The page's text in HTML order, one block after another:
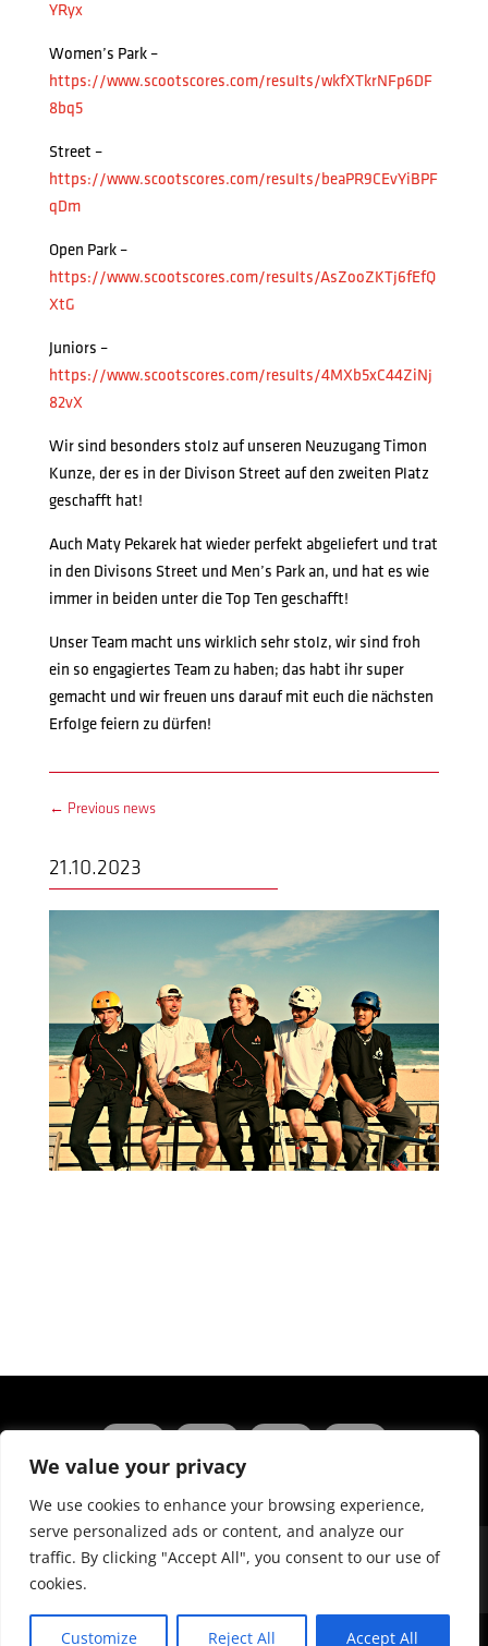
We value your privacy
We use cookies to enhance your browsing experience,
serve personalized ads or content, and analyze our
traffic. By clicking "Accept All", you consent to our use of
cookies.
Customize Reject All Accept All
YRyx
Women’s Park –
https://www.scootscores.com/results/wkfXTkrNFp6DF
8bq5
Street –
https://www.scootscores.com/results/beaPR9CEvYiBPF
qDm
Open Park –
https://www.scootscores.com/results/AsZooZKTj6fEfQ
XtG
Juniors –
https://www.scootscores.com/results/4MXb5xC44ZiNj
82vX
Wir sind besonders stolz auf unseren Neuzugang Timon
Kunze, der es in der Divison Street auf den zweiten Platz
geschafft hat!
Auch Maty Pekarek hat wieder perfekt abgeliefert und trat
in den Divisons Street und Men’s Park an, und hat es wie
immer in beiden unter die Top Ten geschafft!
Unser Team macht uns wirklich sehr stolz, wir sind froh
ein so engagiertes Team zu haben; das habt ihr super
gemacht und wir freuen uns darauf mit euch die nächsten
Erfolge feiern zu dürfen!
← Previous news
21.10.2023
© MMS AG. Alle Rechte vorbehalten. Realisiert durch lmd